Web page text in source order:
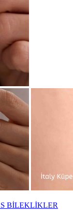
BİLEKLİKLER